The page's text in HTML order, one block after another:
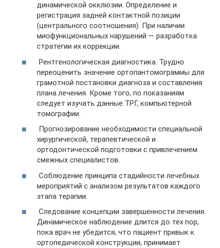
динамической окклюзии. Определение и
регистрация задней контактной позиции
(центрального соотношения). При наличии
миофункциональных нарушений — разработка
стратегии их коррекции.
Рентгенологическая диагностика. Трудно
переоценить значение ортопантомограммы для
грамотной постановки диагноза и составления
плана лечения. Кроме того, по показаниям
следует изучать данные ТРГ, компьютерной
томографии.
Прогнозирование необходимости специальной
хирургической, терапевтической и
ортодонтической подготовки с привлечением
смежных специалистов.
Соблюдение принципа стадийности лечебных
мероприятий с анализом результатов каждого
этапа терапии.
Следование концепции завершенности лечения.
Динамическое наблюдение длится до тех пор,
пока врач не убедится, что пациент привык к
ортопедической конструкции, принимает